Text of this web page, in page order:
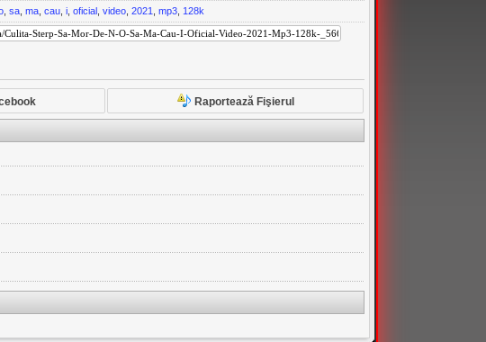
sa ma cau i oficial video 2021 mp3 128k
Raportează Fişierul